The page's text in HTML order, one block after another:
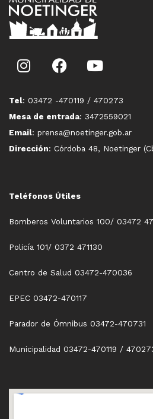
Tel: 03472 -470119 / 470273
Mesa de entrada: 3472559021
Email: prensa@noetinger.gob.ar
Dirección: Córdoba 48, Noetinger
Teléfonos Útiles
Bomberos Voluntarios 100/ 03472
Policía 101/ 0372 471130
Centro de Salud 03472-470036
EPEC 03472-470117
Parador de Ómnibus 03472-470731
Municipalidad 03472-470119 /